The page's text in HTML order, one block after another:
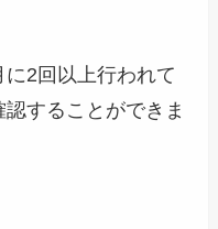
2回以上行われて
することができま